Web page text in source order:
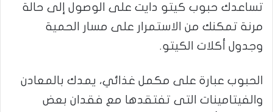
تساعدك حبوب كيتو دايت على الوصول إلى حالة
مرنة تمكنك من الاستمرار على مسار الحمية
وجدول أكلات الكيتو.
الحبوب عبارة على مكمل غذائي، يمدك بالمعادن
والفيتامينات التى تفتقدها مع فقدان بعض